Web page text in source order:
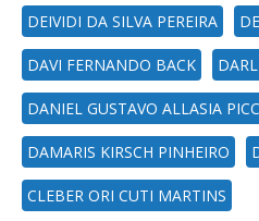
DEIVIDI DA SILVA PEREIRA
DAVI FERNANDO BACK
DANIEL GUSTAVO ALLASIA
DAMARIS KIRSCH PINHEIRO
CLEBER ORI CUTI MARTINS